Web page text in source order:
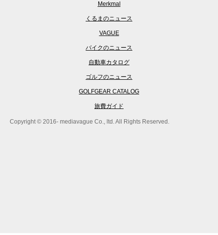
Merkmal
くるまのニュース
VAGUE
バイクのニュース
自動車カタログ
ゴルフのニュース
GOLFGEAR CATALOG
旅費ガイド
Copyright © 2016- mediavague Co., ltd. All Rights Reserved.